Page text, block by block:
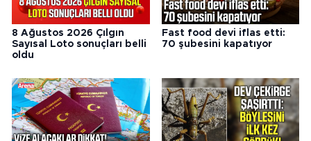
8 Ağustos 2026 Çılgın
Sayısal Loto sonuçları belli
oldu
Fast food devi iflas etti:
70 şubesini kapatıyor